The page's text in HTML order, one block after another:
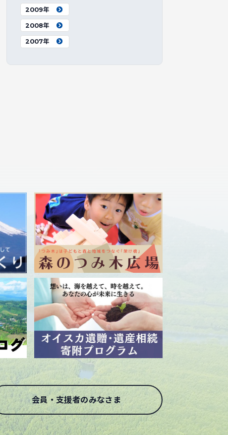
2009年
2008年
2007年
会員・支援者のみなさま